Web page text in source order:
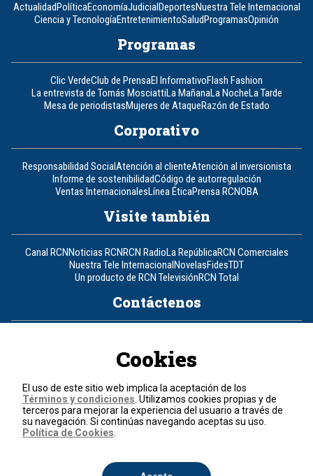
Actualidad PolíticaEconomíaJudicial DeportesNuestra Tele Internacional
Ciencia y TecnologíaEntretenimientoSalud ProgramasOpinión
Programas
Clic VerdeClub de PrensaEl InformativoFlash Fashion
La entrevista de Tomás MosciattiLa MañanaLa NocheLa Tarde
Mesa de periodistasMujeres de AtaqueRazón de Estado
Corporativo
Responsabilidad SocialAtención al clienteAtención al inversionista
Informe de sostenibilidadCódigo de autorregulación
Ventas InternacionalesLínea ÉticaPrensa RCNOBA
Visite también
Canal RCN Noticias RCN RCN RadioLa RepúblicaRCN Comerciales
Nuestra Tele Internacional NovelasFidesTDT
Un producto de RCN TelevisiónRCN Total
Contáctenos
Política de cookies
Términos y condiciones
© 2026, RCN Medios.
Todos los derechos reservados.
Cookies
El uso de este sitio web implica la aceptación de los
Términos y condiciones . Utilizamos cookies propias y de
terceros para mejorar la experiencia del usuario a través de
su navegación. Si continúas navegando aceptas su uso.
Política de Cookies